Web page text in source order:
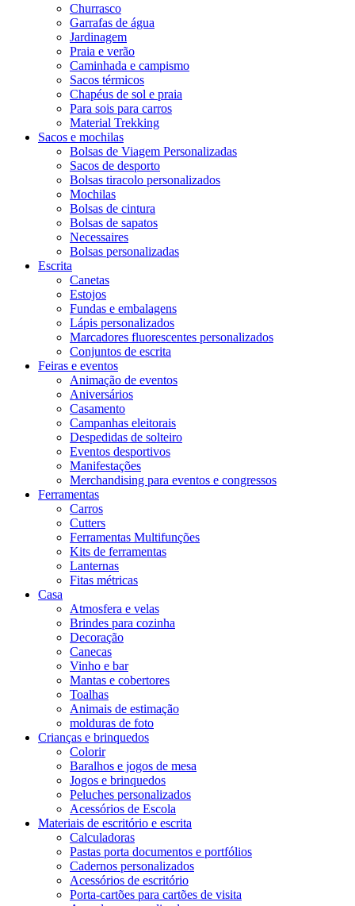
Churrasco
Garrafas de água
Jardinagem
Praia e verão
Caminhada e campismo
Sacos térmicos
Chapéus de sol e praia
Para sois para carros
Material Trekking
Sacos e mochilas
Bolsas de Viagem Personalizadas
Sacos de desporto
Bolsas tiracolo personalizados
Mochilas
Bolsas de cintura
Bolsas de sapatos
Necessaires
Bolsas personalizadas
Escrita
Canetas
Estojos
Fundas e embalagens
Lápis personalizados
Marcadores fluorescentes personalizados
Conjuntos de escrita
Feiras e eventos
Animação de eventos
Aniversários
Casamento
Campanhas eleitorais
Despedidas de solteiro
Eventos desportivos
Manifestações
Merchandising para eventos e congressos
Ferramentas
Carros
Cutters
Ferramentas Multifunções
Kits de ferramentas
Lanternas
Fitas métricas
Casa
Atmosfera e velas
Brindes para cozinha
Decoração
Canecas
Vinho e bar
Mantas e cobertores
Toalhas
Animais de estimação
molduras de foto
Crianças e brinquedos
Colorir
Baralhos e jogos de mesa
Jogos e brinquedos
Peluches personalizados
Acessórios de Escola
Materiais de escritório e escrita
Calculadoras
Pastas porta documentos e portfólios
Cadernos personalizados
Acessórios de escritório
Porta-cartões para cartões de visita